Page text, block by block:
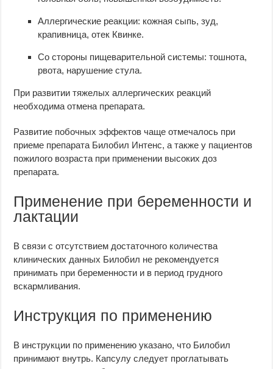
Аллергические реакции: кожная сыпь, зуд,
крапивница, отек Квинке.
Со стороны пищеварительной системы: тошнота,
рвота, нарушение стула.
При развитии тяжелых аллергических реакций
необходима отмена препарата.
Развитие побочных эффектов чаще отмечалось при
приеме препарата Билобил Интенс, а также у пациентов
пожилого возраста при применении высоких доз
препарата.
Применение при беременности и
лактации
В связи с отсутствием достаточного количества
клинических данных Билобил не рекомендуется
принимать при беременности и в период грудного
вскармливания.
Инструкция по применению
В инструкции по применению указано, что Билобил
принимают внутрь. Капсулу следует проглатывать